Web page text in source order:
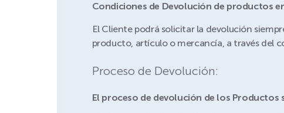
Condiciones de Devolución de productos
El Cliente podrá solicitar la devolución
producto, artículo o mercancía, a través del
Proceso de Devolución:
El proceso de devolución de los Productos